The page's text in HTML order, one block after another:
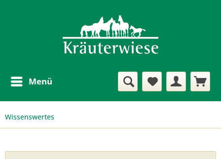
Menü
Wissenswertes